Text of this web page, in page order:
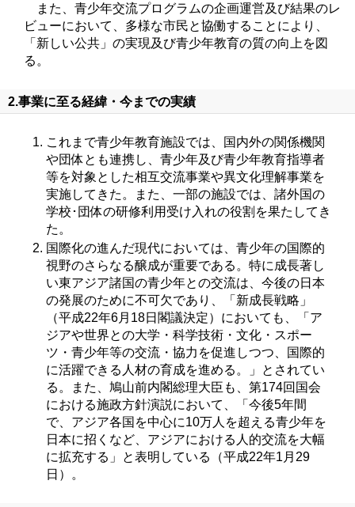
また、青少年交流プログラムの企画運営及び結果のレ
ビューにおいて、多様な市民と協働することにより、
「新しい公共」の実現及び青少年教育の質の向上を図
る。
2.事業に至る経緯・今までの実績
これまで青少年教育施設では、国内外の関係機関
や団体とも連携し、青少年及び青少年教育指導者
等を対象とした相互交流事業や異文化理解事業を
実施してきた。また、一部の施設では、諸外国の
学校･団体の研修利用受け入れの役割を果たしてき
た。
国際化の進んだ現代においては、青少年の国際的
視野のさらなる醸成が重要である。特に成長著し
い東アジア諸国の青少年との交流は、今後の日本
の発展のために不可欠であり、「新成長戦略」
（平成22年6月18日閣議決定）においても、「ア
ジアや世界との大学・科学技術・文化・スポー
ツ・青少年等の交流・協力を促進しつつ、国際的
に活躍できる人材の育成を進める。」とされてい
る。また、鳩山前内閣総理大臣も、第174回国会
における施政方針演説において、「今後5年間
で、アジア各国を中心に10万人を超える青少年を
日本に招くなど、アジアにおける人的交流を大幅
に拡充する」と表明している（平成22年1月29
日）。